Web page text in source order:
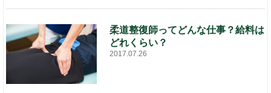
柔道整復師ってどんな仕事？給料は
どれくらい？
2017.07.26